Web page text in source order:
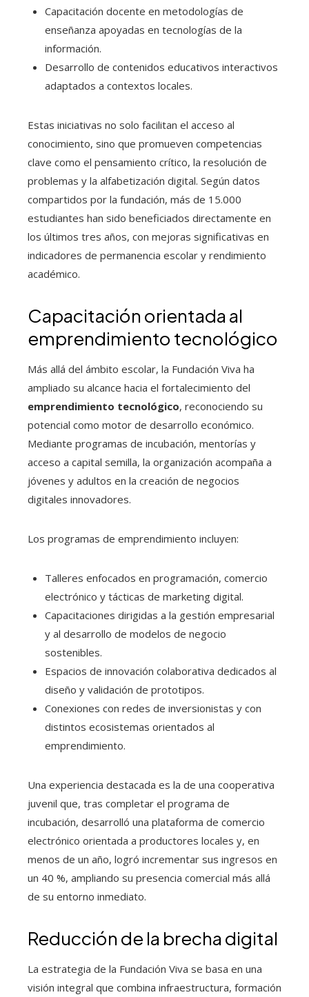
Capacitación docente en metodologías de
enseñanza apoyadas en tecnologías de la
información.
Desarrollo de contenidos educativos interactivos
adaptados a contextos locales.
Estas iniciativas no solo facilitan el acceso al
conocimiento, sino que promueven competencias
clave como el pensamiento crítico, la resolución de
problemas y la alfabetización digital. Según datos
compartidos por la fundación, más de 15.000
estudiantes han sido beneficiados directamente en
los últimos tres años, con mejoras significativas en
indicadores de permanencia escolar y rendimiento
académico.
Capacitación orientada al
emprendimiento tecnológico
Más allá del ámbito escolar, la Fundación Viva ha
ampliado su alcance hacia el fortalecimiento del
emprendimiento tecnológico, reconociendo su
potencial como motor de desarrollo económico.
Mediante programas de incubación, mentorías y
acceso a capital semilla, la organización acompaña a
jóvenes y adultos en la creación de negocios
digitales innovadores.
Los programas de emprendimiento incluyen:
Talleres enfocados en programación, comercio
electrónico y tácticas de marketing digital.
Capacitaciones dirigidas a la gestión empresarial
y al desarrollo de modelos de negocio
sostenibles.
Espacios de innovación colaborativa dedicados al
diseño y validación de prototipos.
Conexiones con redes de inversionistas y con
distintos ecosistemas orientados al
emprendimiento.
Una experiencia destacada es la de una cooperativa
juvenil que, tras completar el programa de
incubación, desarrolló una plataforma de comercio
electrónico orientada a productores locales y, en
menos de un año, logró incrementar sus ingresos en
un 40 %, ampliando su presencia comercial más allá
de su entorno inmediato.
Reducción de la brecha digital
La estrategia de la Fundación Viva se basa en una
visión integral que combina infraestructura, formación